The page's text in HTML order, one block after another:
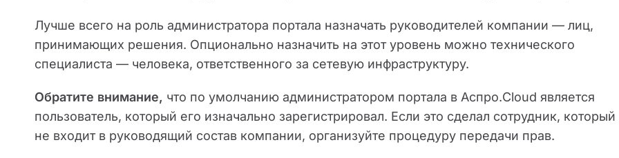
Лучше всего на роль администратора портала назначать руководителей компании — лиц,
принимающих решения. Опционально назначить на этот уровень можно технического
специалиста — человека, ответственного за сетевую инфраструктуру.
Обратите внимание, что по умолчанию администратором портала в Аспро.Cloud является
пользователь, который его изначально зарегистрировал. Если это сделал сотрудник, который
не входит в руководящий состав компании, организуйте процедуру передачи прав.